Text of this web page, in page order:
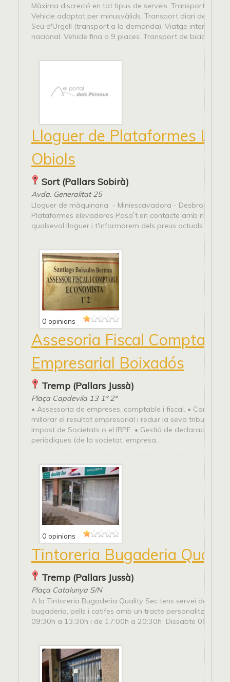
Màxima discreció en tot tipus de serveis. Transport
Vehicle adaptat per minusvàlids. Transport diari de la
Seu d'Urgell (transport a la demanda). Viatge
nacional. Vehicle fina a 9 places. Transport de bicicletes.
Lloguer de Plataformes
Obiols
Sort (Pallars Sobirà)
Avda. Generalitat 25
Lloguer de màquinaria - Miniescavadora -
Plataformes elevadores Posa`t en contacte amb
qualsevol lloguer i t'informarem dels preus actuals.
0 opinions
Assesoria Fiscal Comptable
Empresarial Boixadós
Tremp (Pallars Jussà)
Plaça Capdevila 13 1º 2º
• Assessoria de empreses, comptable i fiscal. •
millorar el resultat empresarial i reduir la seva tributació
Impost de Societats o el IRPF. • Gestió de declaracions
periòdiques (de la societat, empresa...
0 opinions
Tintoreria Bugaderia
Tremp (Pallars Jussà)
Plaça Catalunya S/N
A la Tintoreria Bugaderia Quality Sec tens servei de
bugaderia, pells i catifes amb un tracte personalitzat.
09:30h a 13:30h i de 17:00h a 20:30h Dissabte 09:00h